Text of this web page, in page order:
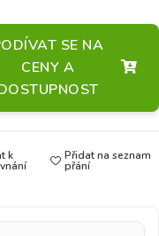
SE NA
CENY A
k Přidat na seznam
přání